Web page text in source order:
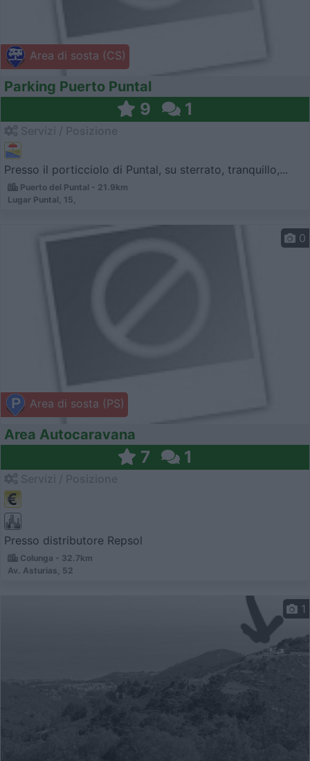
Area di sosta (CS)
Parking Puerto Puntal
9 1
Presso il porticciolo di Puntal, su sterrato, tranquillo,...
Puerto del Puntal - 21.9km
Lugar Puntal, 15,
Area di sosta (PS)
0
Area Autocaravana
7 1
Presso distributore Repsol
Colunga - 32.7km
Av. Asturias, 52
1